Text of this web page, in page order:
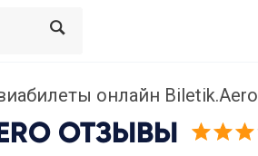
онлайн Biletik.Aero
ОТЗЫВЫ